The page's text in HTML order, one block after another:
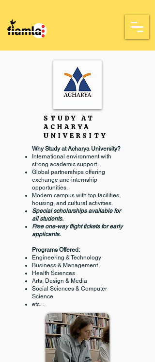
STUDY AT
ACHARYA
UNIVERSITY
Why Study at Acharya University?
International environment with
strong academic support.
Global partnerships offering
exchange and internship
opportunities.
Modern campus with top facilities,
housing, and cultural activities.
Special scholarships available for
all students.
Free one-way flight tickets for early
applicants.
Programs Offered:
Engineering & Technology
Business & Management
Health Sciences
Arts, Design & Media
Social Sciences & Computer
Science
etc...